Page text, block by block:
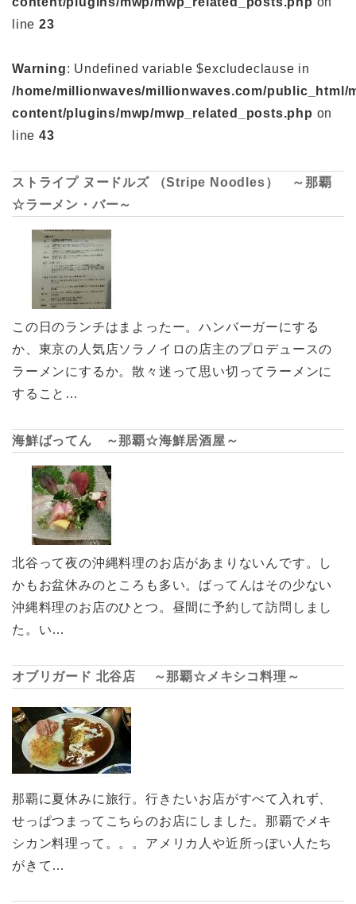
line 23
Warning: Undefined variable $excludeclause in
/home/millionwaves/millionwaves.com/public_html/
content/plugins/mwp/mwp_related_posts.php on
line 43
ストライプ ヌードルズ （Stripe Noodles） ～那覇
☆ラーメン・バー～
この日のランチはまよったー。ハンバーガーにする
か、東京の人気店ソラノイロの店主のプロデュースの
ラーメンにするか。散々迷って思い切ってラーメンに
すること…
海鮮ばってん ～那覇☆海鮮居酒屋～
北谷って夜の沖縄料理のお店があまりないんです。し
かもお盆休みのところも多い。ばってんはその少ない
沖縄料理のお店のひとつ。昼間に予約して訪問しまし
た。い…
オブリガード 北谷店 ～那覇☆メキシコ料理～
那覇に夏休みに旅行。行きたいお店がすべて入れず、
せっぱつまってこちらのお店にしました。那覇でメキ
シカン料理って。。。アメリカ人や近所っぽい人たち
がきて…